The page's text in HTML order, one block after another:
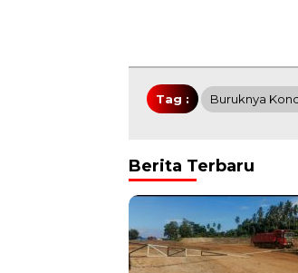
Tag : Buruknya
Berita Terbaru